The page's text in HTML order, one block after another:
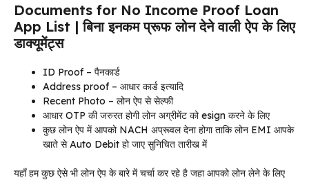
Documents for No Income Proof Loan
App List | बिना इनकम प्रूफ लोन देने वाली ऐप के लिए
डाक्यूमेंट्स
ID Proof – पैनकार्ड
Address proof – आधार कार्ड इत्यादि
Recent Photo – लोन ऐप से सेल्फी
आधार OTP की जरुरत होगी लोन अग्रीमेंट को esign करने के लिए
कुछ लोन ऐप में आपको NACH अप्रूवल देना होगा ताकि लोन EMI आपके
खाते से Auto Debit हो जाए सुनिचित तारीख में
यहाँ हम कुछ ऐसे भी लोन ऐप के बारे में चर्चा कर रहे है जहा आपको लोन लेने के लिए